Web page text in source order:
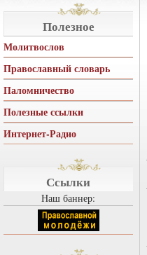
Полезное
Молитвослов
Православный словарь
Паломничество
Полезные ссылки
Интернет-Радио
Ссылки
Наш баннер: